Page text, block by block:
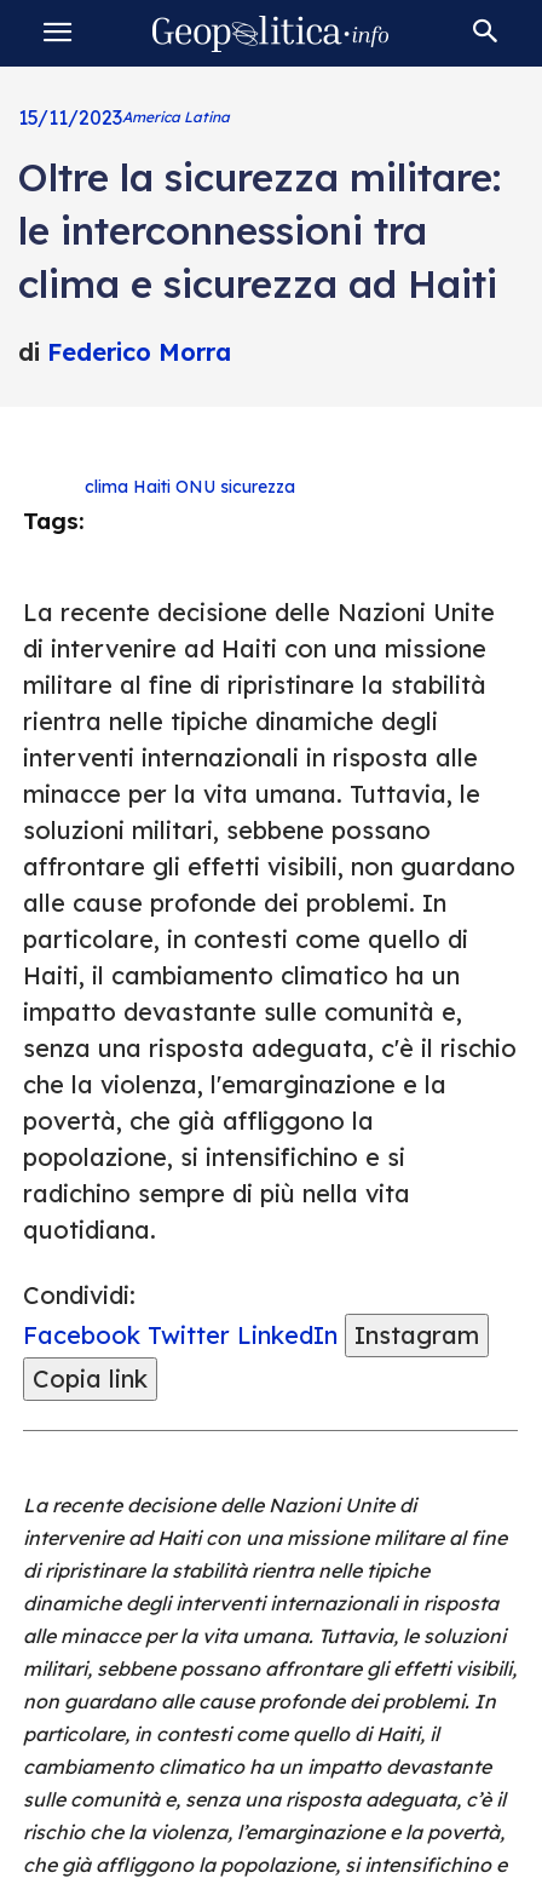
15/11/2023America Latina
Oltre la sicurezza militare:
le interconnessioni tra
clima e sicurezza ad Haiti
di Federico Morra
Tags:
clima Haiti ONU sicurezza
La recente decisione delle Nazioni Unite
di intervenire ad Haiti con una missione
militare al fine di ripristinare la stabilità
rientra nelle tipiche dinamiche degli
interventi internazionali in risposta alle
minacce per la vita umana. Tuttavia, le
soluzioni militari, sebbene possano
affrontare gli effetti visibili, non guardano
alle cause profonde dei problemi. In
particolare, in contesti come quello di
Haiti, il cambiamento climatico ha un
impatto devastante sulle comunità e,
senza una risposta adeguata, c'è il rischio
che la violenza, l'emarginazione e la
povertà, che già affliggono la
popolazione, si intensifichino e si
radichino sempre di più nella vita
quotidiana.
Condividi:
Facebook Twitter LinkedIn
Instagram
Copia link
La recente decisione delle Nazioni Unite di
intervenire ad Haiti con una missione militare al fine
di ripristinare la stabilità rientra nelle tipiche
dinamiche degli interventi internazionali in risposta
alle minacce per la vita umana. Tuttavia, le soluzioni
militari, sebbene possano affrontare gli effetti visibili,
non guardano alle cause profonde dei problemi. In
particolare, in contesti come quello di Haiti, il
cambiamento climatico ha un impatto devastante
sulle comunità e, senza una risposta adeguata, c’è il
rischio che la violenza, l’emarginazione e la povertà,
che già affliggono la popolazione, si intensifichino e